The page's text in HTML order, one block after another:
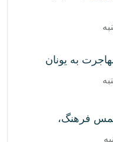
به یونان
فرهنگ،